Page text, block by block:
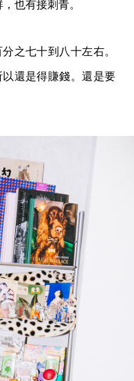
也有接刺青。
之七十到八十左右。
還是得賺錢。還是要